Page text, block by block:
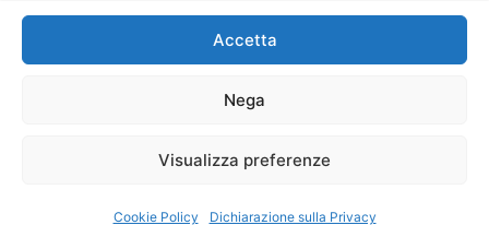
Accetta
Nega
Visualizza preferenze
Cookie Policy Dichiarazione sulla Privacy
P.IVA: 06334930820
Mercurio Comunicazione Società Cooperativa a r.l. è
iscritta al Registro degli Operatori di Comunicazione al
Sito gestito daLa Digitale srl–info@ladigitale.it